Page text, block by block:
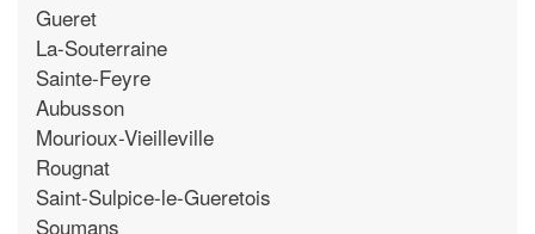
Gueret
La-Souterraine
Sainte-Feyre
Aubusson
Mourioux-Vieilleville
Rougnat
Saint-Sulpice-le-Gueretois
Soumans